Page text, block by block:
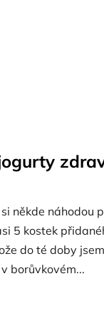
někde náhodou
5 kostek
do té doby
borůvkovém...